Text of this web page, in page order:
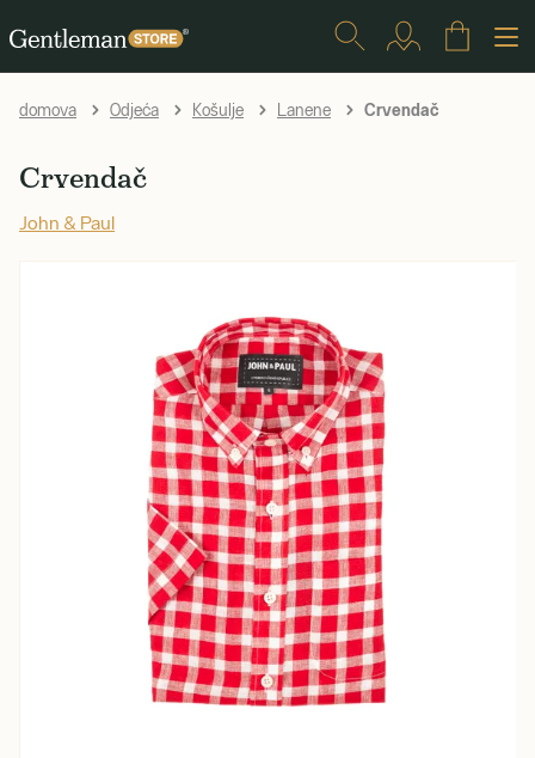
domova Odjeća Košulje Lanene Crvendač
Crvendač
John & Paul